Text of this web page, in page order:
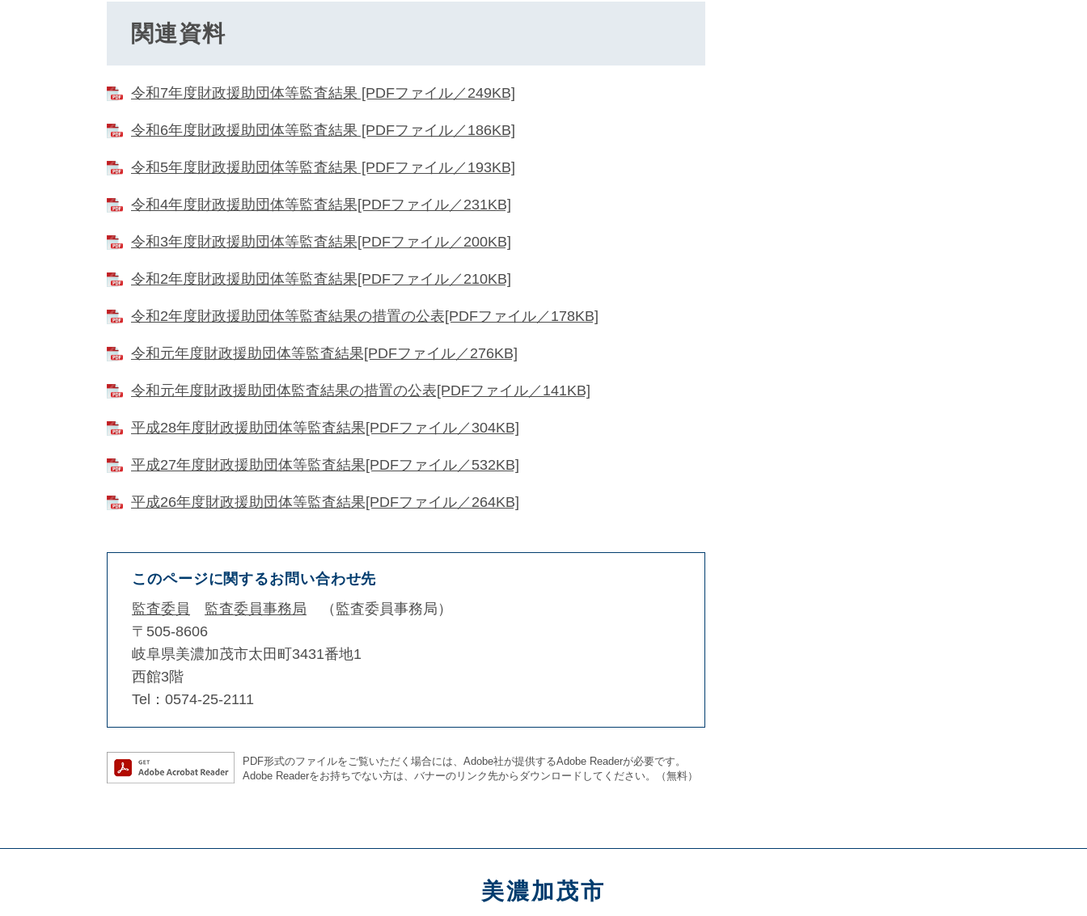
関連資料
令和7年度財政援助団体等監査結果 [PDFファイル／249KB]
令和6年度財政援助団体等監査結果 [PDFファイル／186KB]
令和5年度財政援助団体等監査結果 [PDFファイル／193KB]
令和4年度財政援助団体等監査結果[PDFファイル／231KB]
令和3年度財政援助団体等監査結果[PDFファイル／200KB]
令和2年度財政援助団体等監査結果[PDFファイル／210KB]
令和2年度財政援助団体等監査結果の措置の公表[PDFファイル／178KB]
令和元年度財政援助団体等監査結果[PDFファイル／276KB]
令和元年度財政援助団体監査結果の措置の公表[PDFファイル／141KB]
平成28年度財政援助団体等監査結果[PDFファイル／304KB]
平成27年度財政援助団体等監査結果[PDFファイル／532KB]
平成26年度財政援助団体等監査結果[PDFファイル／264KB]
このページに関するお問い合わせ先
監査委員
監査委員事務局
監査委員事務局
〒505-8606
岐阜県美濃加茂市太田町3431番地1
西館3階
Tel：0574-25-2111
PDF形式のファイルをご覧いただく場合には、Adobe社が提供するAdobe Readerが必要です。
Adobe Readerをお持ちでない方は、バナーのリンク先からダウンロードしてください。（無料）
美濃加茂市